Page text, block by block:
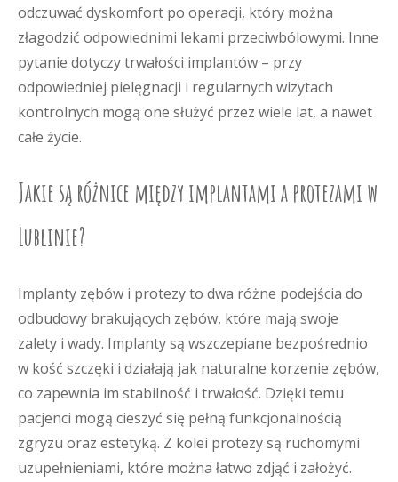
odczuwać dyskomfort po operacji, który można
złagodzić odpowiednimi lekami przeciwbólowymi. Inne
pytanie dotyczy trwałości implantów – przy
odpowiedniej pielęgnacji i regularnych wizytach
kontrolnych mogą one służyć przez wiele lat, a nawet
całe życie.
Jakie są różnice między implantami a protezami w
Lublinie?
Implanty zębów i protezy to dwa różne podejścia do
odbudowy brakujących zębów, które mają swoje
zalety i wady. Implanty są wszczepiane bezpośrednio
w kość szczęki i działają jak naturalne korzenie zębów,
co zapewnia im stabilność i trwałość. Dzięki temu
pacjenci mogą cieszyć się pełną funkcjonalnością
zgryzu oraz estetyką. Z kolei protezy są ruchomymi
uzupełnieniami, które można łatwo zdjąć i założyć.